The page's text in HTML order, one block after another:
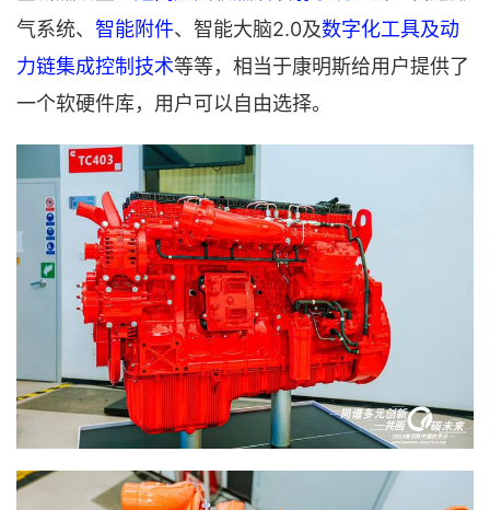
气系统、 智能附件、智能大脑2.0及数字化工具及动
力链集成控制技术等等，相当于康明斯给用户提供了
一个软硬件库，用户可以自由选择。